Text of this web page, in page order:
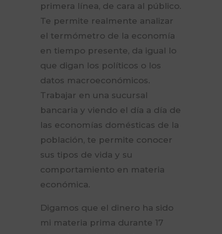
primera línea, de cara al público.
Te permite realmente analizar
el termómetro de la economía
en tiempo presente, da igual lo
que digan los políticos o los
datos macroeconómicos.
Trabajar en una sucursal
bancaria y viendo el día a día de
las economías domésticas de la
población, te permite conocer
sus tipos de vida y su
comportamiento en materia
económica.
Digamos que el dinero ha sido
mi materia prima durante 17